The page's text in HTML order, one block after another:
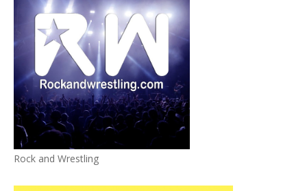
Rock and Wrestling